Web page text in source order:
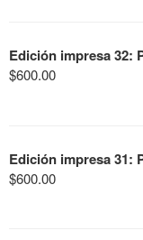
Edición impresa 32:
$600.00
Edición impresa 31:
$600.00